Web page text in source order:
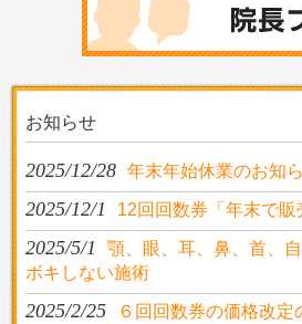
お知らせ
2025/12/28 年末年始休業のお知
2025/12/1 12回回数券「年末で販
2025/5/1
顎、眼、耳、鼻、首、
ボキしない施術
2025/2/25 ６回回数券の価格改定